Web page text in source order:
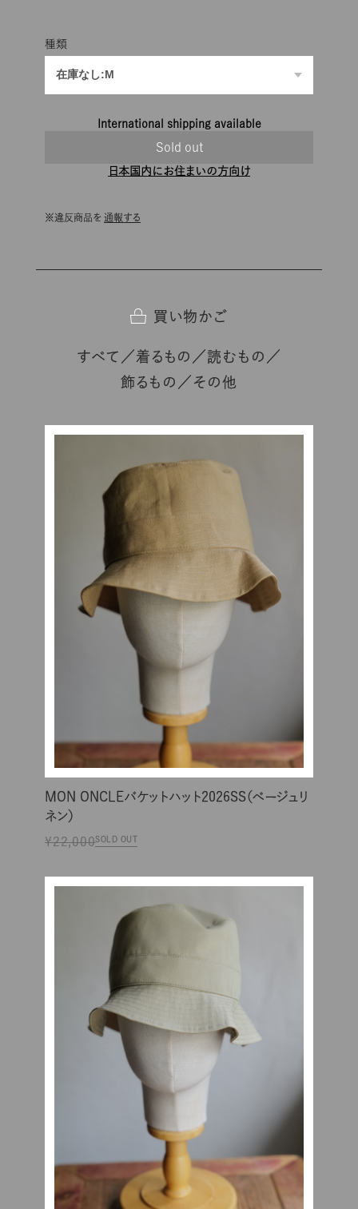
種類
International shipping available
Sold out
日本国内にお住まいの方向け
通報する
すべて 着るもの
読むもの
飾るもの
その他
買い物かご
MON ONCLEバケットハット2026SS（ベージュリ
ネン）
¥22,000SOLD OUT